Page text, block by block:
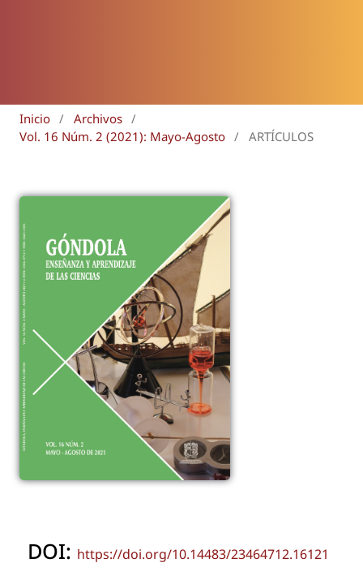
Inicio / Archivos /
Vol. 16 Núm. 2 (2021): Mayo-Agosto / ARTÍCULOS
DOI: https://doi.org/10.14483/23464712.16121